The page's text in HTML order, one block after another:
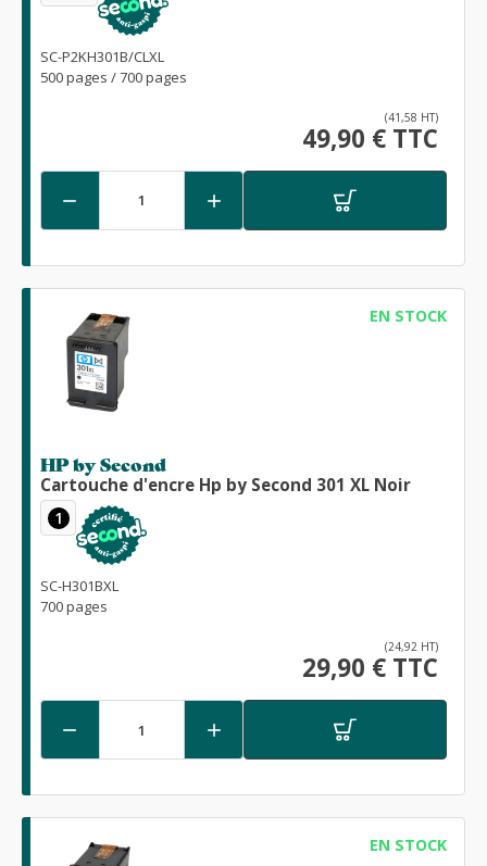
SC-P2KH301B/CLXL
500 pages / 700 pages
(41,58 HT)
49,90 € TTC
 
EN STOCK
HP by Second
Cartouche d'encre Hp by Second 301 XL Noir
1
SC-H301BXL
700 pages
(24,92 HT)
29,90 € TTC
 
EN STOCK